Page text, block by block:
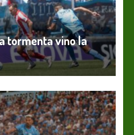
tormenta vino la